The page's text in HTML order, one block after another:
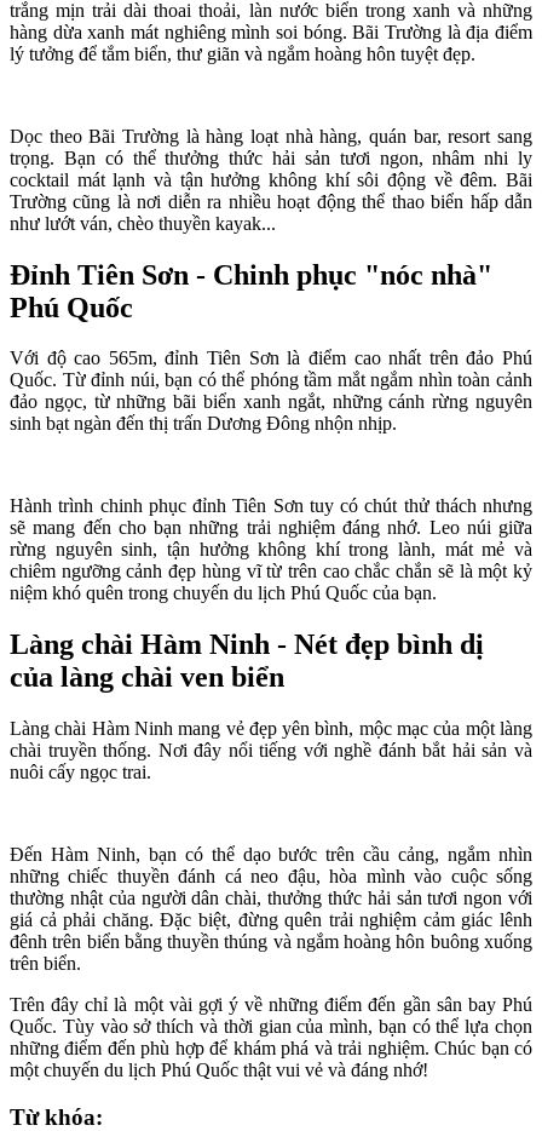
trắng mịn trải dài thoai thoải, làn nước biển trong xanh và những
hàng dừa xanh mát nghiêng mình soi bóng. Bãi Trường là địa điểm
lý tưởng để tắm biển, thư giãn và ngắm hoàng hôn tuyệt đẹp.
Dọc theo Bãi Trường là hàng loạt nhà hàng, quán bar, resort sang
trọng. Bạn có thể thưởng thức hải sản tươi ngon, nhâm nhi ly
cocktail mát lạnh và tận hưởng không khí sôi động về đêm. Bãi
Trường cũng là nơi diễn ra nhiều hoạt động thể thao biển hấp dẫn
như lướt ván, chèo thuyền kayak...
Đỉnh Tiên Sơn - Chinh phục "nóc nhà"
Phú Quốc
Với độ cao 565m, đỉnh Tiên Sơn là điểm cao nhất trên đảo Phú
Quốc. Từ đỉnh núi, bạn có thể phóng tầm mắt ngắm nhìn toàn cảnh
đảo ngọc, từ những bãi biển xanh ngắt, những cánh rừng nguyên
sinh bạt ngàn đến thị trấn Dương Đông nhộn nhịp.
Hành trình chinh phục đỉnh Tiên Sơn tuy có chút thử thách nhưng
sẽ mang đến cho bạn những trải nghiệm đáng nhớ. Leo núi giữa
rừng nguyên sinh, tận hưởng không khí trong lành, mát mẻ và
chiêm ngưỡng cảnh đẹp hùng vĩ từ trên cao chắc chắn sẽ là một kỷ
niệm khó quên trong chuyến du lịch Phú Quốc của bạn.
Làng chài Hàm Ninh - Nét đẹp bình dị
của làng chài ven biển
Làng chài Hàm Ninh mang vẻ đẹp yên bình, mộc mạc của một làng
chài truyền thống. Nơi đây nổi tiếng với nghề đánh bắt hải sản và
nuôi cấy ngọc trai.
Đến Hàm Ninh, bạn có thể dạo bước trên cầu cảng, ngắm nhìn
những chiếc thuyền đánh cá neo đậu, hòa mình vào cuộc sống
thường nhật của người dân chài, thưởng thức hải sản tươi ngon với
giá cả phải chăng. Đặc biệt, đừng quên trải nghiệm cảm giác lênh
đênh trên biển bằng thuyền thúng và ngắm hoàng hôn buông xuống
trên biển.
Trên đây chỉ là một vài gợi ý về những điểm đến gần sân bay Phú
Quốc. Tùy vào sở thích và thời gian của mình, bạn có thể lựa chọn
những điểm đến phù hợp để khám phá và trải nghiệm. Chúc bạn có
một chuyến du lịch Phú Quốc thật vui vẻ và đáng nhớ!
Từ khóa: